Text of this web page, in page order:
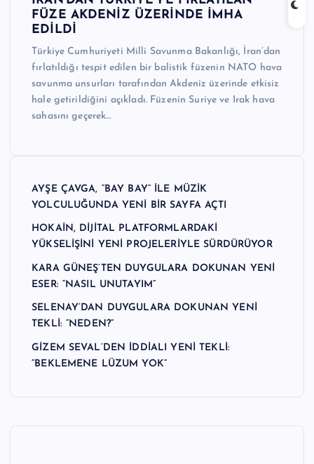
FÜZE AKDENİZ ÜZERİNDE İMHA
EDİLDİ
Türkiye Cumhuriyeti Milli Savunma Bakanlığı, İran’dan
fırlatıldığı tespit edilen bir balistik füzenin NATO hava
savunma unsurları tarafından Akdeniz üzerinde etkisiz
hale getirildiğini açıkladı. Füzenin Suriye ve Irak hava
sahasını geçerek…
AYŞE ÇAVGA, “BAY BAY” İLE MÜZİK
YOLCULUĞUNDA YENİ BİR SAYFA AÇTI
HOKAİN, DİJİTAL PLATFORMLARDAKİ
YÜKSELİŞİNİ YENİ PROJELERİYLE SÜRDÜRÜYOR
KARA GÜNEŞ’TEN DUYGULARA DOKUNAN YENİ
ESER: “NASIL UNUTAYIM”
SELENAY’DAN DUYGULARA DOKUNAN YENİ
TEKLİ: “NEDEN?”
GİZEM SEVAL’DEN İDDİALI YENİ TEKLİ:
“BEKLEMENE LÜZUM YOK”